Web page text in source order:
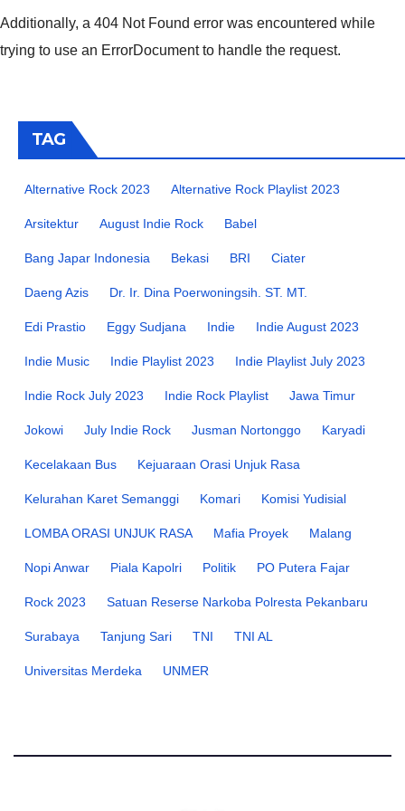
Additionally, a 404 Not Found error was encountered while
trying to use an ErrorDocument to handle the request.
TAG
Alternative Rock 2023 Alternative Rock Playlist 2023
Arsitektur August Indie Rock Babel
Bang Japar Indonesia Bekasi BRI Ciater
Daeng Azis Dr. Ir. Dina Poerwoningsih. ST. MT.
Edi Prastio Eggy Sudjana Indie Indie August 2023
Indie Music Indie Playlist 2023 Indie Playlist July 2023
Indie Rock July 2023 Indie Rock Playlist Jawa Timur
Jokowi July Indie Rock Jusman Nortonggo Karyadi
Kecelakaan Bus Kejuaraan Orasi Unjuk Rasa
Kelurahan Karet Semanggi Komari Komisi Yudisial
LOMBA ORASI UNJUK RASA Mafia Proyek Malang
Nopi Anwar Piala Kapolri Politik PO Putera Fajar
Rock 2023 Satuan Reserse Narkoba Polresta Pekanbaru
Surabaya Tanjung Sari TNI TNI AL
Universitas Merdeka UNMER